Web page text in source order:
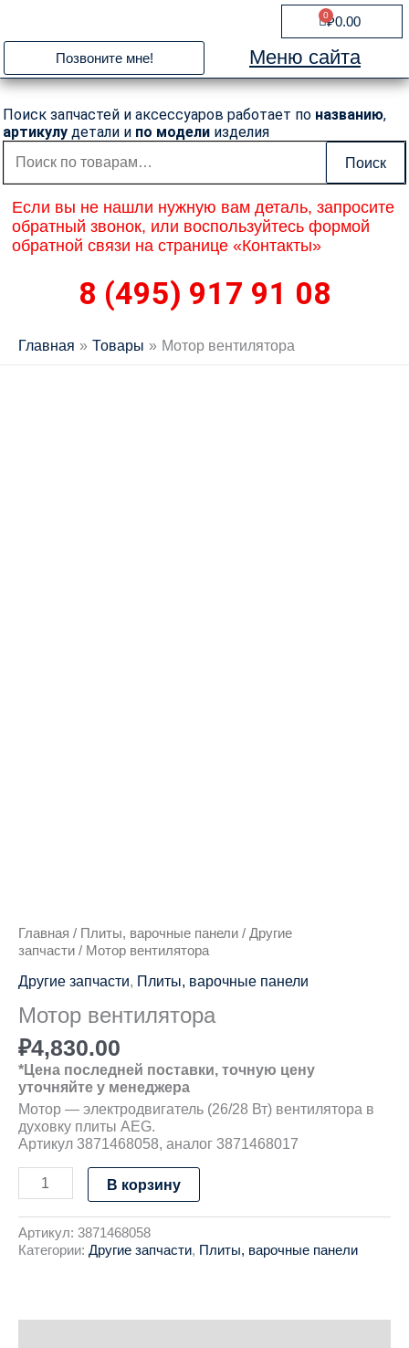
содержимому
₽0.00
0
Cart
Позвоните мне! Меню сайта
Поиск запчастей и аксессуаров работает по названию,
артикулу детали и по модели изделия
Искать:
Поиск
Если вы не нашли нужную вам деталь, запросите
обратный звонок, или воспользуйтесь формой
обратной связи на странице «Контакты»
8 (495) 917 91 08
Главная Товары Мотор вентилятора
Главная / Плиты, варочные панели / Другие
запчасти / Мотор вентилятора
Другие запчасти Плиты, варочные панели
Мотор вентилятора
₽4,830.00
*Цена последней поставки, точную цену
уточняйте у менеджера
Мотор — электродвигатель (26/28 Вт) вентилятора в
духовку плиты AEG.
Артикул 3871468058, аналог 3871468017
В корзину
Артикул: 3871468058
Категории: Другие запчасти, Плиты, варочные панели